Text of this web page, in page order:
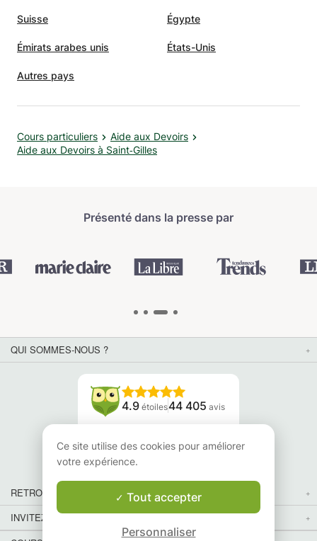
Suisse Égypte
Émirats arabes unis États-Unis
Autres pays
Cours particuliers
Aide aux Devoirs
Aide aux Devoirs à Saint‑Gilles
Présenté dans la presse par
QUI SOMMES-NOUS ?
4.9 étoiles44 405 avis
Lisez nos avis
RETROUVEZ-NOUS
INVITEZ VOS AMIS
Ce site utilise des cookies pour améliorer
votre expérience.
Tout accepter
Personnaliser